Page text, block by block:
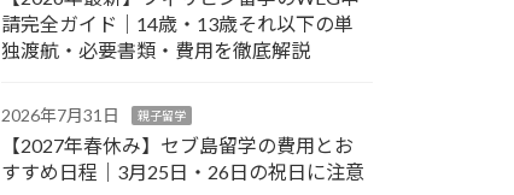
請完全ガイド｜14歳・13歳それ以下の単
独渡航・必要書類・費用を徹底解説
2026年7月31日 親子留学
【2027年春休み】セブ島留学の費用とお
すすめ日程｜3月25日・26日の祝日に注意